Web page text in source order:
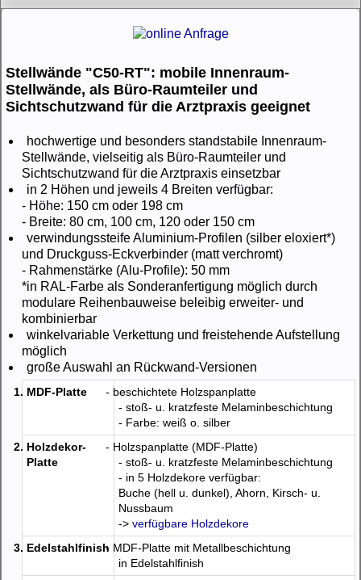
Stellwände "C50-RT": mobile Innenraum-
Stellwände, als Büro-Raumteiler und
Sichtschutzwand für die Arztpraxis geeignet
hochwertige und besonders standstabile Innenraum-
Stellwände, vielseitig als Büro-Raumteiler und
Sichtschutzwand für die Arztpraxis einsetzbar
in 2 Höhen und jeweils 4 Breiten verfügbar:
- Höhe: 150 cm oder 198 cm
- Breite: 80 cm, 100 cm, 120 oder 150 cm
verwindungssteife Aluminium-Profilen (silber eloxiert*)
und Druckguss-Eckverbinder (matt verchromt)
- Rahmenstärke (Alu-Profile): 50 mm
*in RAL-Farbe als Sonderanfertigung möglich durch
modulare Reihenbauweise beleibig erweiter- und
kombinierbar
winkelvariable Verkettung und freistehende Aufstellung
möglich
große Auswahl an Rückwand-Versionen
1. MDF-Platte
- beschichtete Holzspanplatte
- stoß- u. kratzfeste Melaminbeschichtung
- Farbe: weiß o. silber
2. Holzdekor-
Platte
- Holzspanplatte (MDF-Platte)
- stoß- u. kratzfeste Melaminbeschichtung
- in 5 Holzdekore verfügbar:
Buche (hell u. dunkel), Ahorn, Kirsch- u.
Nussbaum
-> verfügbare Holzdekore
3. Edelstahlfinish- MDF-Platte mit Metallbeschichtung
in Edelstahlfinish